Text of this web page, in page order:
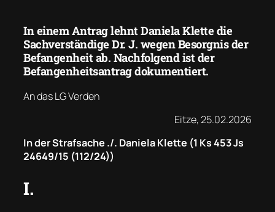
In einem Antrag lehnt Daniela Klette die
Sachverständige Dr. J. wegen Besorgnis der
Befangenheit ab. Nachfolgend ist der
Befangenheitsantrag dokumentiert.
An das LG Verden
Eitze, 25.02.2026
In der Strafsache ./. Daniela Klette (1 Ks 453 Js
24649/15 (112/24))
I.